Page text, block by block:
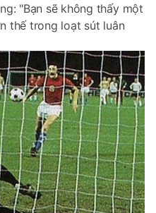
"Bạn sẽ không thấy một
thế trong loạt sút luân